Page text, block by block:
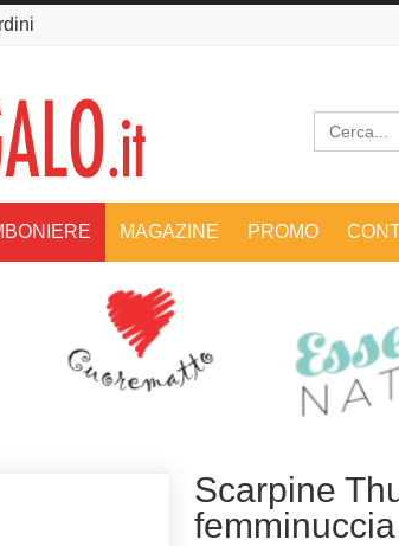
Cerca
MAGAZINE PROMO
Scarpine
femminuccia